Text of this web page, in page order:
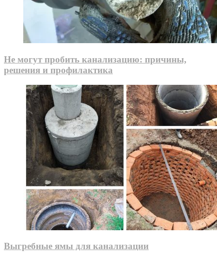
Не могут пробить канализацию: причины,
решения и профилактика
Выгребные ямы для канализации